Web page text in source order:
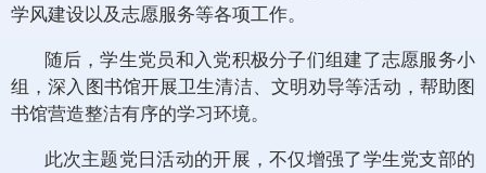
学风建设以及志愿服务等各项工作。
随后，学生党员和入党积极分子们组建了志愿服务小
组，深入图书馆开展卫生清洁、文明劝导等活动，帮助图
书馆营造整洁有序的学习环境。
此次主题党日活动的开展，不仅增强了学生党支部的